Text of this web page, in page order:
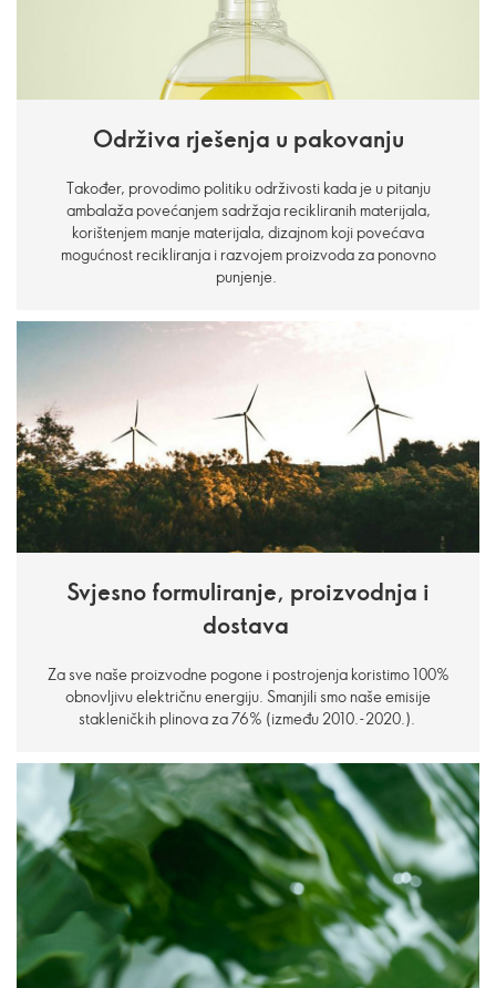
Održiva rješenja u pakovanju
Također, provodimo politiku održivosti kada je u pitanju
ambalaža povećanjem sadržaja recikliranih materijala,
korištenjem manje materijala, dizajnom koji povećava
mogućnost recikliranja i razvojem proizvoda za ponovno
punjenje.
Svjesno formuliranje, proizvodnja i
dostava
Za sve naše proizvodne pogone i postrojenja koristimo 100%
obnovljivu električnu energiju. Smanjili smo naše emisije
stakleničkih plinova za 76% (između 2010.-2020.).